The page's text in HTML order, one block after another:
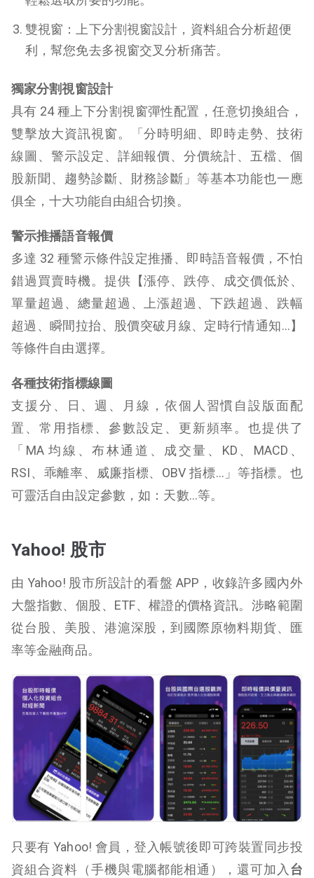
雙視窗：上下分割視窗設計，資料組合分析超便
利，幫您免去多視窗交叉分析痛苦。
獨家分割視窗設計
具有 24 種上下分割視窗彈性配置，任意切換組合，
雙擊放大資訊視窗。「分時明細、即時走勢、技術
線圖、警示設定、詳細報價、分價統計、五檔、個
股新聞、趨勢診斷、財務診斷」等基本功能也一應
俱全，十大功能自由組合切換。
警示推播語音報價
多達 32 種警示條件設定推播、即時語音報價，不怕
錯過買賣時機。提供【漲停、跌停、成交價低於、
單量超過、總量超過、上漲超過、下跌超過、跌幅
超過、瞬間拉抬、股價突破月線、定時行情通知…】
等條件自由選擇。
各種技術指標線圖
支援分、日、週、月線，依個人習慣自設版面配
置、常用指標、參數設定、更新頻率。也提供了
「MA 均線、布林通道、成交量、KD、MACD、
RSI、乖離率、威廉指標、OBV 指標…」等指標。也
可靈活自由設定參數，如：天數…等。
Yahoo! 股市
由 Yahoo! 股市所設計的看盤 APP，收錄許多國內外
大盤指數、個股、ETF、權證的價格資訊。涉略範圍
從台股、美股、港滬深股，到國際原物料期貨、匯
率等金融商品。
只要有 Yahoo! 會員，登入帳號後即可跨裝置同步投
資組合資料（手機與電腦都能相通），還可加入 台